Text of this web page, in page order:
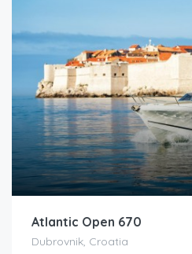
Atlantic Open 670
Dubrovnik, Croatia